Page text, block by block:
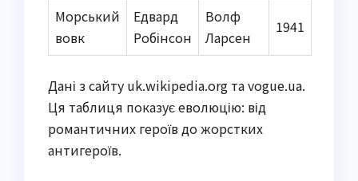
Морський
вовк
Едвард
Робінсон
Волф
Ларсен
1941
Дані з сайту uk.wikipedia.org та vogue.ua.
Ця таблиця показує еволюцію: від
романтичних героїв до жорстких
антигероїв.